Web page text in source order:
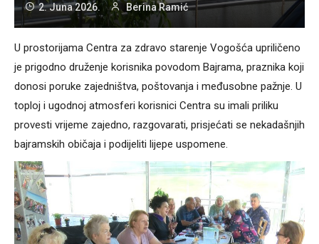
2. Juna 2026. Berina Ramić
U prostorijama Centra za zdravo starenje Vogošća upriličeno
je prigodno druženje korisnika povodom Bajrama, praznika koji
donosi poruke zajedništva, poštovanja i međusobne pažnje. U
toploj i ugodnoj atmosferi korisnici Centra su imali priliku
provesti vrijeme zajedno, razgovarati, prisjećati se nekadašnjih
bajramskih običaja i podijeliti lijepe uspomene.